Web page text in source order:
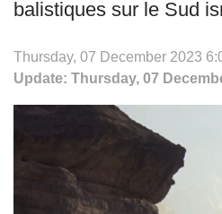
balistiques sur le Sud
Thursday, 07 December 2023
Update: Thursday, 07